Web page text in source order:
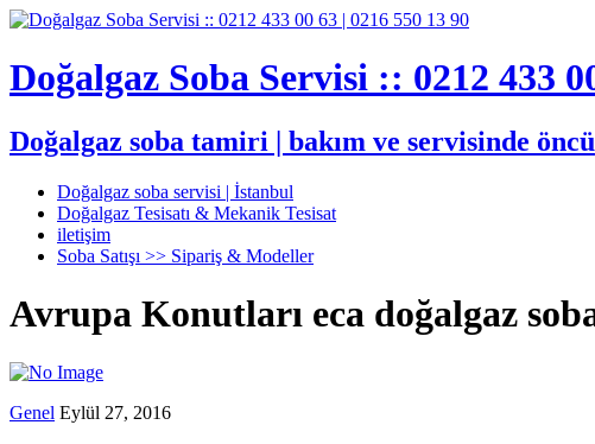
Doğalgaz Soba Servisi :: 0212 433
Doğalgaz soba tamiri | bakım ve servisinde öncü
Doğalgaz soba servisi | İstanbul
Doğalgaz Tesisatı & Mekanik Tesisat
iletişim
Soba Satışı >> Sipariş & Modeller
Avrupa Konutları eca doğalgaz
Genel Eylül 27, 2016